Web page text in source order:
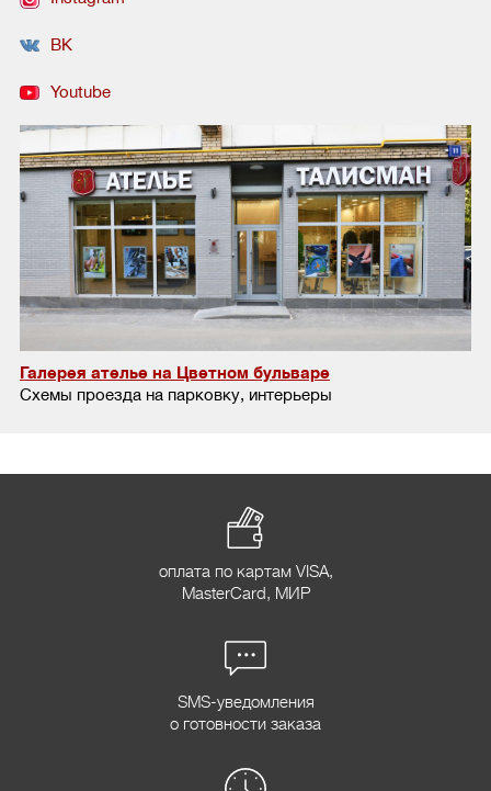
ВК
Youtube
Галерея ателье на Цветном бульваре
Схемы проезда на парковку, интерьеры
оплата по картам VISA,
MasterCard, МИР
SMS-уведомления
о готовности заказа